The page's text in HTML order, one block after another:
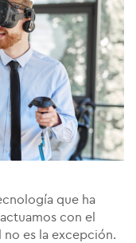
que ha
con el
es la excepción.